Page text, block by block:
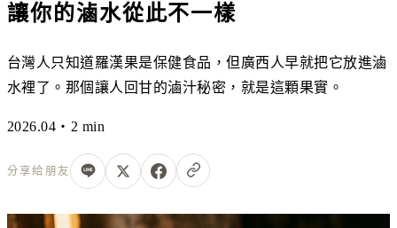
讓你的滷水從此不一樣
台灣人只知道羅漢果是保健食品，但廣西人早就把它放進滷
水裡了。那個讓人回甘的滷汁秘密，就是這顆果實。
2026.04・2 min
分享給朋友